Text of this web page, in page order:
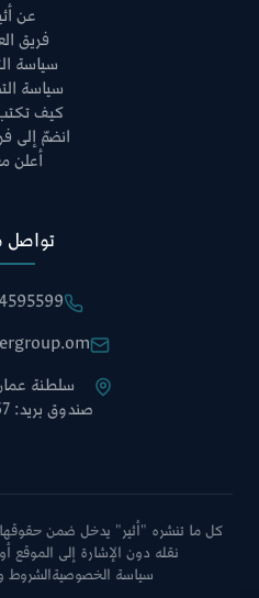
عن
فريق
سياسة
سياسة
كيف
انضمّ إلى
أعلن
تواصل
سلطنة
صندوق بريد: 2167، الرمز: 111
كل ما تنشره "أثير" يدخل ضمن حقوقها
نقله دون الإشارة إلى الموقع
سياسة الخصوصيةالشروط